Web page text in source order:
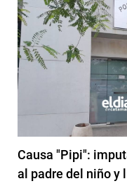
Causa "Pipi":
al padre del niño y